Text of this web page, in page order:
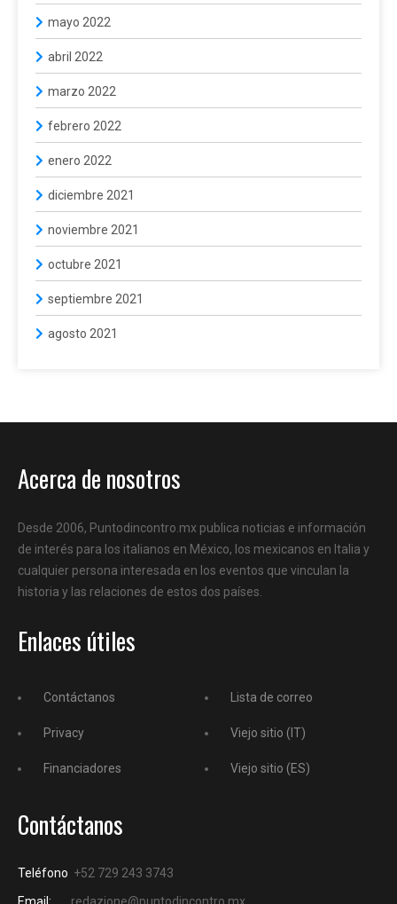
mayo 2022
abril 2022
marzo 2022
febrero 2022
enero 2022
diciembre 2021
noviembre 2021
octubre 2021
septiembre 2021
agosto 2021
Acerca de nosotros
Desde 2006, Puntodincontro.mx publica noticias e información
de interés para los italianos en México, los mexicanos en Italia y
cualquier persona interesada en los eventos que vinculan la
historia y las relaciones de estos dos países.
Enlaces útiles
Contáctanos
Privacy
Financiadores
Lista de correo
Viejo sitio (IT)
Viejo sitio (ES)
Contáctanos
Teléfono +52 729 243 3743
Email:
redazione@puntodincontro.mx